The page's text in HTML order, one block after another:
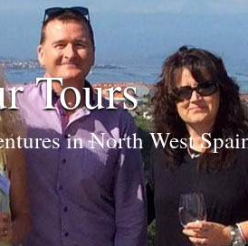
Tours
in North West